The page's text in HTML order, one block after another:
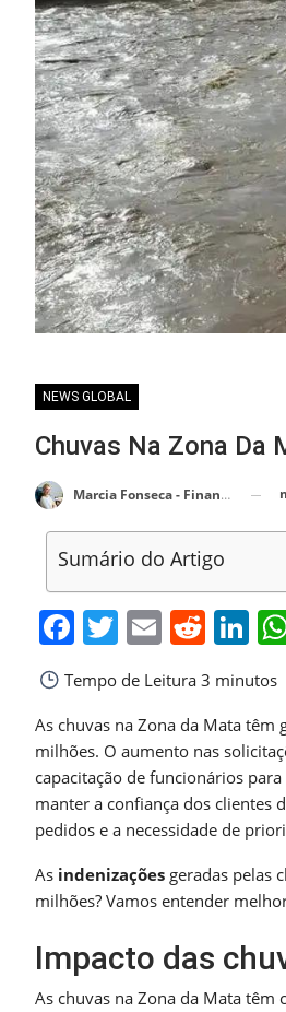
NEWS GLOBAL
Chuvas Na Zona Da
Marcia Fonseca - Financial Consultant
Sumário do Artigo
Facebook
Twitter
Email
Tempo de Leitura 3 minutos
As chuvas na Zona da Mata
milhões. O aumento nas
capacitação de funcionários
manter a confiança dos clientes
pedidos e a necessidade de
As indenizações geradas pelas
milhões? Vamos entender
Impacto das
As chuvas na Zona da Mata